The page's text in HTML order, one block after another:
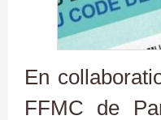
En
FFMC de